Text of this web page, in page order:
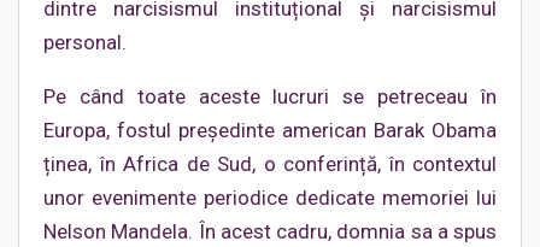
dintre narcisismul instituțional și narcisismul
personal.
Pe când toate aceste lucruri se petreceau în
Europa, fostul președinte american Barak Obama
ținea, în Africa de Sud, o conferință, în contextul
unor evenimente periodice dedicate memoriei lui
Nelson Mandela. În acest cadru, domnia sa a spus